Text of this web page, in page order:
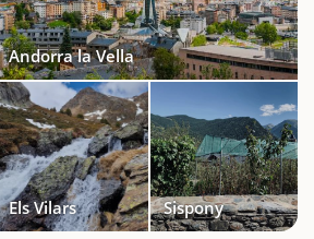
Andorra la Vella
Els Vilars Sispony